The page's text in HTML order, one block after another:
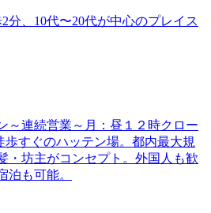
分、10代〜20代が中心のプレイス
～連続営業～月：昼１２時クロー
歩すぐのハッテン場。都内最大規
・坊主がコンセプト。外国人も歓
泊も可能。